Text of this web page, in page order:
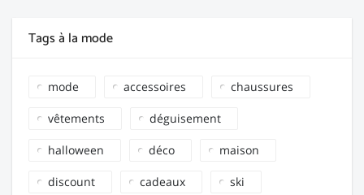
Tags à la mode
mode accessoires chaussures
vêtements déguisement
halloween déco maison
discount cadeaux ski